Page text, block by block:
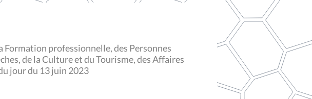
Formation professionnelle, des Personnes
de la Culture et du Tourisme, des Affaires
jour du 13 juin 2023